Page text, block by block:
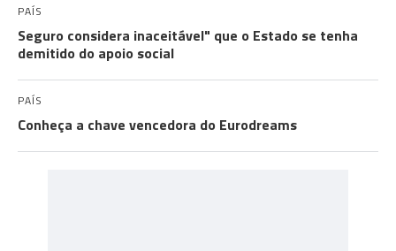
PAÍS
Seguro considera inaceitável" que o Estado se tenha
demitido do apoio social
PAÍS
Conheça a chave vencedora do Eurodreams